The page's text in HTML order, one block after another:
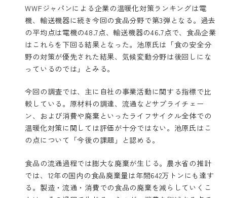
WWFジャパンによる企業の温暖化対策ランキングは電
機、輸送機器に続き今回の食品分野で第3弾となる。過去
の平均点は電機の48.7点、輸送機器の46.7点で、食品企業
はこれらを下回る結果となった。池原氏は「食の安全分
野の対策が優先された結果、気候変動分野は後回しにな
っているのでは」とみる。
今回の調査では、主に自社の事業活動に関する指標で比
較している。原材料の調達、流通などサプライチェー
ン、および消費や廃棄といったライフサイクル全体での
温暖化対策に関しては評価が十分ではない。池原氏はこ
の点について「今後の課題」と認める。
食品の流通過程では膨大な廃棄が生じる。農水省の推計
では、12年の国内の食品廃棄量は年間642万トンにも達す
る。製造・流通・消費での食品の廃棄を減らしていくこ